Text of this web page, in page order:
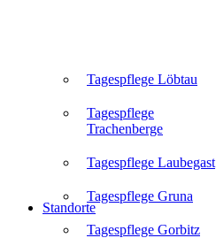
Tagespflege Löbtau
Tagespflege
Trachenberge
Tagespflege Laubegast
Tagespflege Gruna
Tagespflege Gorbitz
Standorte